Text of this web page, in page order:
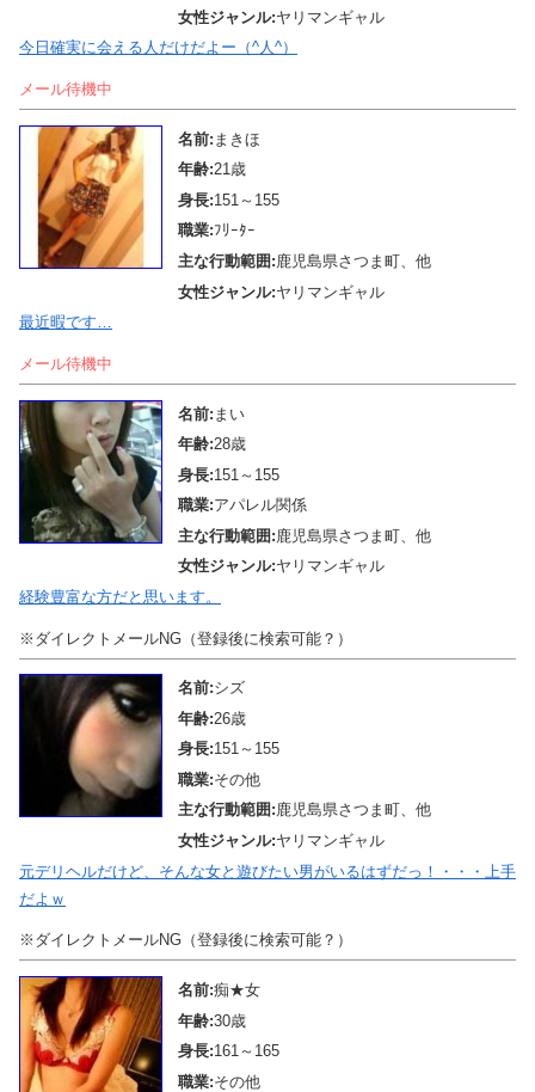
女性ジャンル:ヤリマンギャル
今日確実に会える人だけだよー（^人^）
メール待機中
名前: まきほ
年齢:21歳
身長:151～155
職業:ﾌﾘｰﾀｰ
主な行動範囲: 鹿児島県さつま町、他
女性ジャンル:ヤリマンギャル
最近暇です…
メール待機中
名前: まい
年齢:28歳
身長:151～155
職業:アパレル関係
主な行動範囲: 鹿児島県さつま町、他
女性ジャンル:ヤリマンギャル
経験豊富な方だと思います。
※ダイレクトメールNG（登録後に検索可能？）
名前:シズ
年齢:26歳
身長:151～155
職業:その他
主な行動範囲:鹿児島県さつま町、他
女性ジャンル:ヤリマンギャル
元デリヘルだけど、そんな女と遊びたい男がいるはずだっ！・・・上手
だよｗ
※ダイレクトメールNG（登録後に検索可能？）
名前:痴★女
年齢:30歳
身長:161～165
職業:その他